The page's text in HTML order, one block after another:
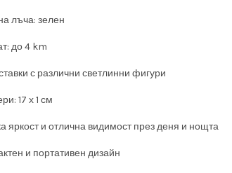
лъча: зелен
до 4 km
с различни светлинни фигури
17 х 1 см
яркост и отлична видимост през деня и нощта
и портативен дизайн